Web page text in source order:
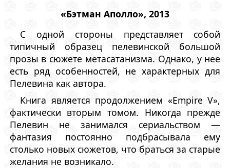
«Бэтман Аполло», 2013
C одной стороны представляет собой
типичный образец пелевинской большой
прозы в сюжете метасатанизма. Однако, у нее
есть ряд особенностей, не характерных для
Пелевина как автора.
Книга является продолжением «Empire V»,
фактически вторым томом. Никогда прежде
Пелевин не занимался сериальством —
фантазия постоянно подбрасывала ему
столько новых сюжетов, что браться за старые
желания не возникало.